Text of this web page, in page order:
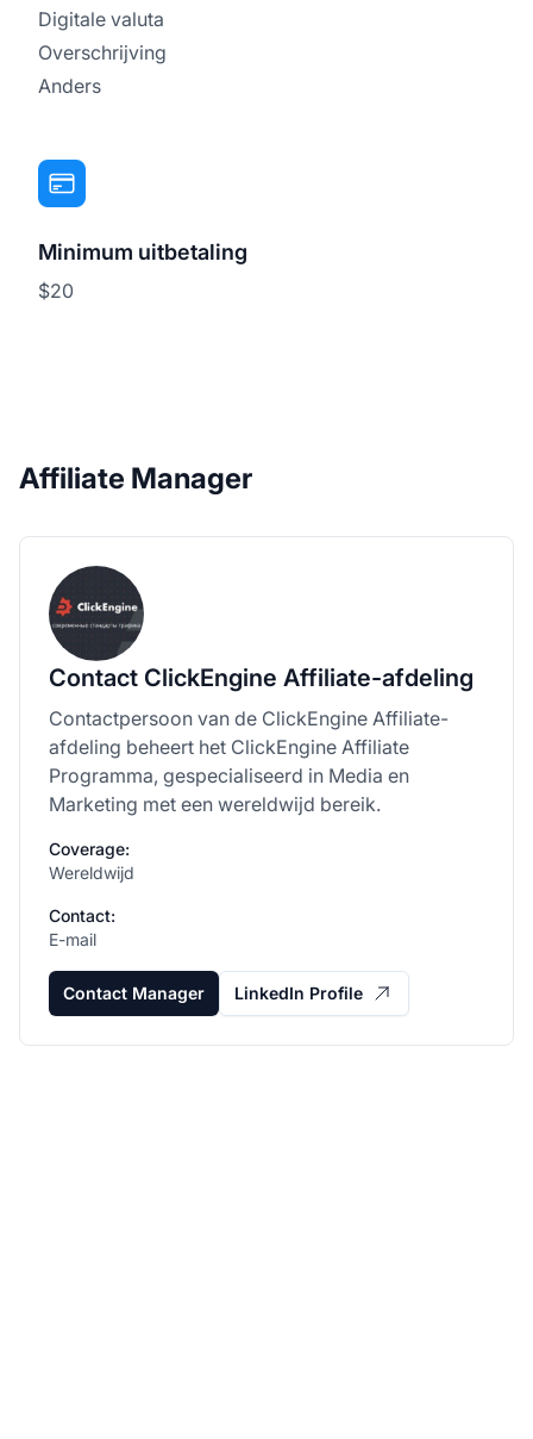
Digitale valuta
Overschrijving
Anders
Minimum uitbetaling
$20
Affiliate Manager
Contact ClickEngine Affiliate-afdeling
Contactpersoon van de ClickEngine Affiliate-
afdeling beheert het ClickEngine Affiliate
Programma, gespecialiseerd in Media en
Marketing met een wereldwijd bereik.
Coverage:
Wereldwijd
Contact:
E-mail
Contact Manager LinkedIn Profile